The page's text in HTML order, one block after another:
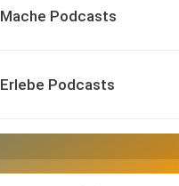
Mache Podcasts
Erlebe Podcasts